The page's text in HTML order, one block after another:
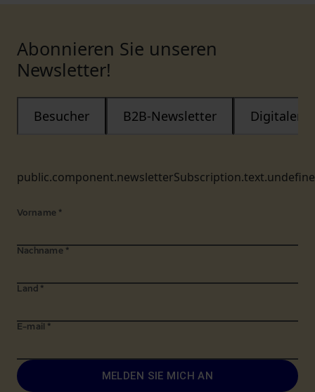
Abonnieren Sie unseren
Newsletter!
Besucher B2B-Newsletter Digitaler
Vorname *
Nachname *
Land *
E-mail *
MELDEN SIE MICH AN